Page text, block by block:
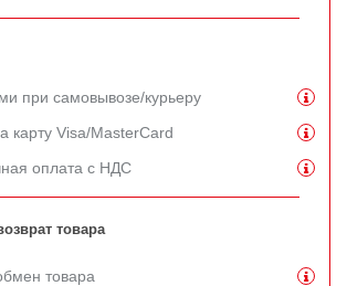
при самовывозе/курьеру
карту Visa/MasterCard
оплата с НДС
товара
товара